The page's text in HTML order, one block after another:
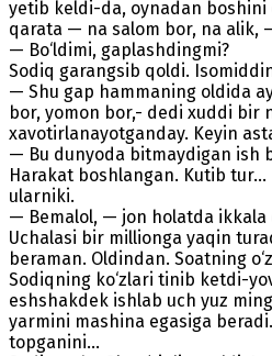
yetib keldi-da, oynadan
qarata — na salom bor, na alik,
— Bo‘ldimi, gaplashdingmi?
Sodiq garangsib qoldi.
— Shu gap hammaning oldida
bor, yomon bor,- dedi xuddi bir
xavotirlanayotganday. Keyin
— Bu dunyoda bitmaydigan ish
Harakat boshlangan. Kutib
ularniki.
— Bemalol, — jon holatda ikkala
Uchalasi bir millionga yaqin
beraman. Oldindan. Soatning
Sodiqning ko‘zlari tinib ketdi-
eshshakdek ishlab uch yuz
yarmini mashina egasiga
topganini...